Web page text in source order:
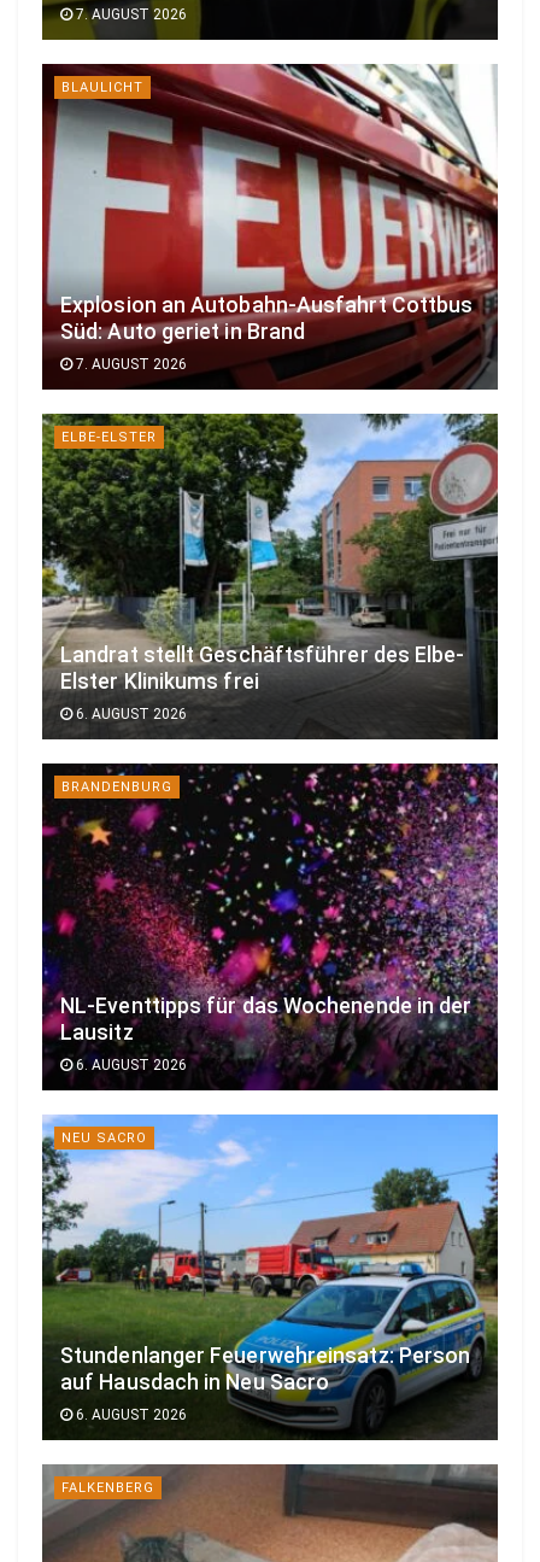
7. AUGUST 2026
BLAULICHT
Explosion an Autobahn-Ausfahrt Cottbus
Süd: Auto geriet in Brand
7. AUGUST 2026
ELBE-ELSTER
Landrat stellt Geschäftsführer des Elbe-
Elster Klinikums frei
6. AUGUST 2026
BRANDENBURG
NL-Eventtipps für das Wochenende in der
Lausitz
6. AUGUST 2026
NEU SACRO
Stundenlanger Feuerwehreinsatz: Person
auf Hausdach in Neu Sacro
6. AUGUST 2026
FALKENBERG